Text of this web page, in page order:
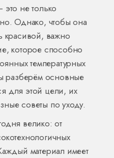
не только
Однако, чтобы она
красивой, важно
которое способно
температурных
разберём основные
для этой цели, их
советы по уходу.
велико: от
материал имеет